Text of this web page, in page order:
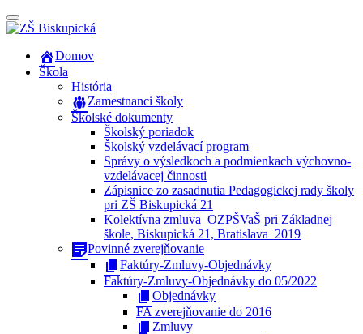
Prepínateľná
navigácia
Prejsť
Domov
Škola
História
Zamestnanci školy
Školské dokumenty
Školský poriadok
Školský vzdelávací program
Správy o výsledkoch a podmienkach výchovno-
vzdelávacej činnosti
Zápisnice zo zasadnutia Pedagogickej rady školy
pri ZŠ Biskupická 21
Kolektívna zmluva_OZPŠVaŠ pri Základnej
škole, Biskupická 21, Bratislava_2019
Povinné zverejňovanie
Faktúry-Zmluvy-Objednávky
Faktúry-Zmluvy-Objednávky do 05/2022
Objednávky
FA zverejňovanie do 2016
Zmluvy